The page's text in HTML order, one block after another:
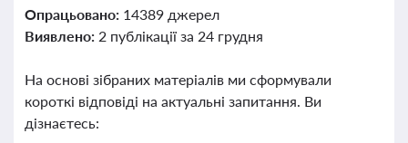
Опрацьовано: 14389 джерел
Виявлено: 2 публікації за 24 грудня
На основі зібраних матеріалів ми сформували
короткі відповіді на актуальні запитання. Ви
дізнаєтесь: